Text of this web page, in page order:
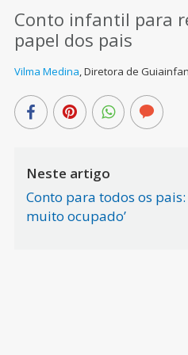
Conto infantil para
papel dos pais
Vilma Medina,Diretora de
Neste artigo
Conto para todos os
muito ocupado’